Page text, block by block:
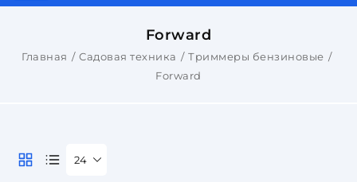
Forward
Главная Садовая техника
Триммеры бензиновые
Forward
24